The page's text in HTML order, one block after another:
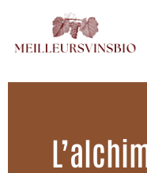
contenu